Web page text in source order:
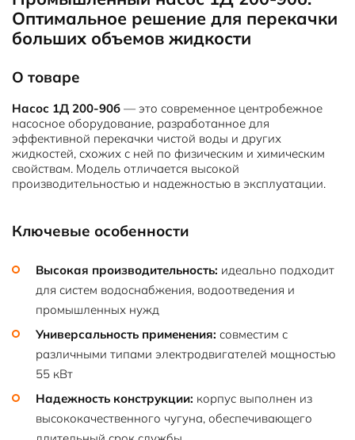
Оптимальное решение для перекачки
больших объемов жидкости
О товаре
Насос 1Д 200-90б — это современное центробежное
насосное оборудование, разработанное для
эффективной перекачки чистой воды и других
жидкостей, схожих с ней по физическим и химическим
свойствам. Модель отличается высокой
производительностью и надежностью в эксплуатации.
Ключевые особенности
Высокая производительность: идеально подходит
для систем водоснабжения, водоотведения и
промышленных нужд
Универсальность применения: совместим с
различными типами электродвигателей мощностью
55 кВт
Надежность конструкции: корпус выполнен из
высококачественного чугуна, обеспечивающего